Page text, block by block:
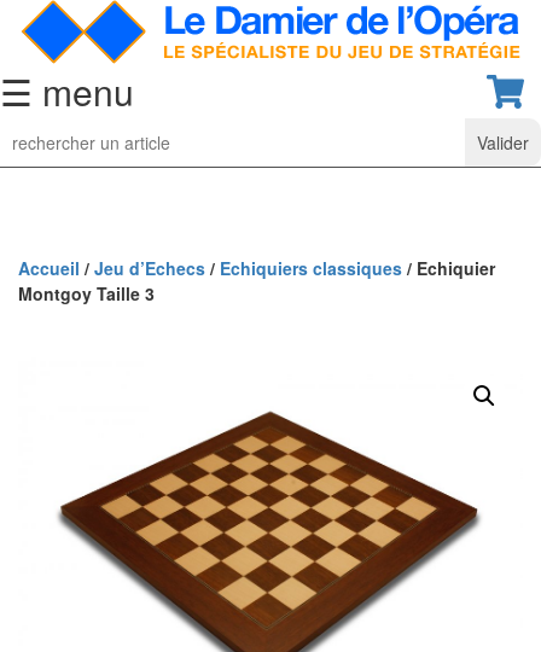
☰ menu
Jeu
d’Echecs
collection
classiques
Coffrets
Echiquiers
Accueil / Jeu d’Echecs / Echiquiers classiques / Echiquier
Montgoy Taille 3